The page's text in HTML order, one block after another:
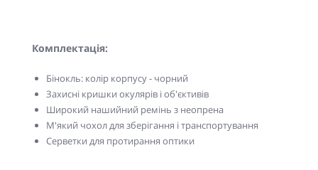
Комплектація:
Бінокль: колір корпусу - чорний
Захисні кришки окулярів і об'єктивів
Широкий нашийний ремінь з неопрена
М'який чохол для зберігання і транспортування
Серветки для протирання оптики